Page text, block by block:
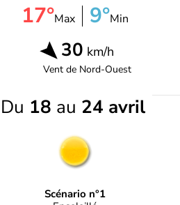
17°Max 9°Min
30 km/h
Vent de Nord-Ouest
Du 18 au 24 avril
Scénario n°1